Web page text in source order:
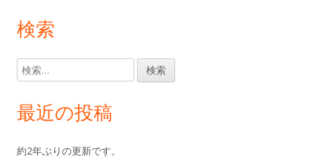
検索
検
索:
最近の投稿
約2年ぶりの更新です。